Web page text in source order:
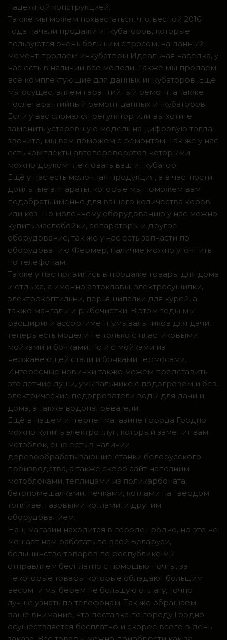
надежной конструкцией.
Также мы можем похвастаться, что весной 2016
года начали продажи инкубаторов, которые
пользуются очень большим спросом, на данный
момент продаем инкубаторы Идеальная наседка, у
нас есть в наличии все модели. Также мы продаем
все комплектующие для данных инкубаторов. Ещё
мы осуществляем гарантийный ремонт, а также
послегарантийный ремонт данных инкубаторов.
Если у вас сломался регулятор или вы хотите
заменить устаревшую модель на цифровую тогда
звоните, мы вам поможем с ремонтом. Так же у нас
есть комплекты автопереворотов которыми
можно доукомплектовать ваш инкубатор.
Ещё у нас есть молочная продукция, а в частности
доильные аппараты, которые мы поможем вам
подобрать именно для вашего количества коров
или коз. По молочному оборудованию у нас можно
купить маслобойки, сепараторы и другое
оборудование, так же у нас есть запчасти по
оборудованию Фермер, наличие можно уточнить
по телефонам.
Также у нас появились в продаже товары для дома
и отдыха, а именно автоклавы, электросушилки,
электрокоптильни, перьящипалки для курей, а
также мангалы и рыбочистки. В этом годы мы
расширили ассортимент умывальников для дачи,
теперь есть модели не только с пластиковыми
мойками и бочками, но и с мойками из
нержавеющей стали и бочками термосами.
Интересные новинки также можем представить
это летние души, умывальнике с подогревом и без,
электрические подогреватели воды для дачи и
дома, а также водонагреватели.
Ещё в нашем интернет магазине города Гродно
можно купить электроплуг, который заменит вам
мотоблок, ещё есть в наличии
деревообрабатывающие станки белорусского
производства, а также скоро сайт наполним
мотоблоками, теплицами из поликарбоната,
бетономешалками, печками, котлами на твердом
топливе, газовыми котлами, и другим
оборудованием.
Наш магазин находится в городе Гродно, но это не
мешает нам работать по всей Беларуси,
большинство товаров по республике мы
отправляем бесплатно с помощью почты, за
некоторые товары которые обладают большим
весом и мы берем не большую оплату, точно
лучше узнать по телефонам. Так же обращаем
ваше внимание, что доставка по городу Гродно
осуществляется бесплатно и скорее всего в день